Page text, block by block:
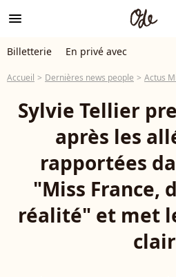
menu
Billetterie En privé avec
Accueil Dernières news people Actus
Sylvie Tellier
après les
rapportées
"Miss France,
réalité" et met
clair